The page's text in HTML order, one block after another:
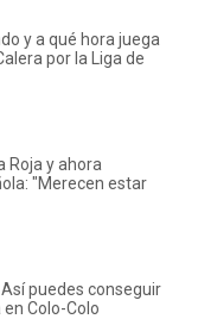
y a qué hora juega
por la Liga de
Roja y ahora
"Merecen estar
puedes conseguir
Colo-Colo